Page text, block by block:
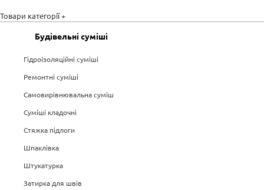
Товари категорії +
Будівельні суміші
Гідроізоляційні суміші
Ремонтні суміші
Самовирівнювальна суміш
Суміші кладочні
Стяжка підлоги
Шпаклівка
Штукатурка
Затирка для швів